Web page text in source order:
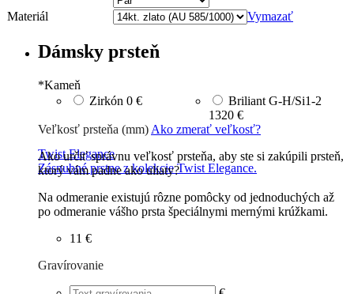
Twist Elegance
Zásnubné prstne z kolekcie Twist Elegance.
Materiál Vymazať
Dámsky prsteň
*Kameň
Zirkón 0 €
Briliant G-H/Si1-2
1320 €
Veľkosť prsteňa (mm) Ako zmerať veľkosť?
Ako určiť správnu veľkosť prsteňa, aby ste si zakúpili prsteň,
ktorý vám padne ako uliaty?
Na odmeranie existujú rôzne pomôcky od jednoduchých až
po odmeranie vášho prsta špeciálnymi mernými krúžkami.
11 €
Gravírovanie